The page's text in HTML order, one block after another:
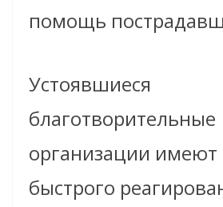
помощь
Устоявшиеся
благотворительные
организации
быстрого